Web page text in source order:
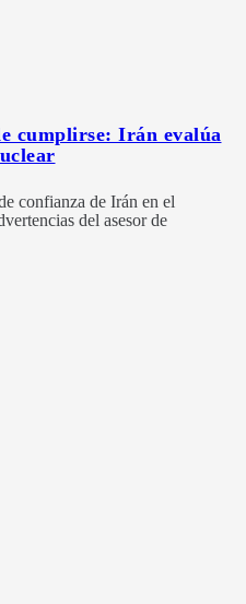
cumplirse: Irán evalúa
confianza de Irán en el
del asesor de